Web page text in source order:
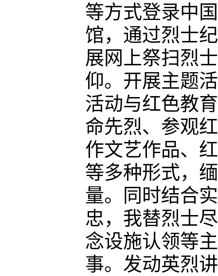
等方式登录中
馆，通过烈士
展网上祭扫烈
仰。 开展主题
活动与红色教
命先烈、参观
作文艺作品、
等多种形式，
量。同时结合
忠，我替烈士
念设施认领等
事。发动英烈